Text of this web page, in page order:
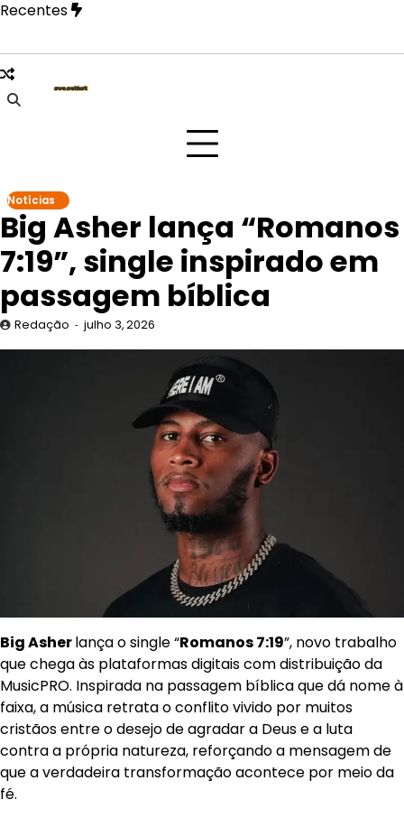
Skip
content
Recentes
São Paulo na festa Tangerica antes de apresentação no
Notícias
Big Asher lança “Romanos
7:19”, single inspirado em
passagem bíblica
Redação julho 3, 2026
Big Asherlança o single “Romanos 7:19”, novo trabalho
que chega às plataformas digitais com distribuição da
MusicPRO. Inspirada na passagem bíblica que dá nome à
faixa, a música retrata o conflito vivido por muitos
cristãos entre o desejo de agradar a Deus e a luta
contra a própria natureza, reforçando a mensagem de
que a verdadeira transformação acontece por meio da
fé.